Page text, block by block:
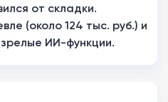
от складки.
(около 124 тыс. руб.) и
ИИ-функции.